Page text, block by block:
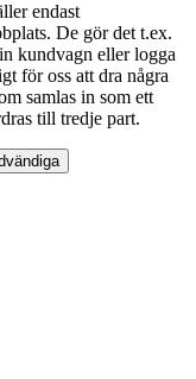
endast
De gör det t.ex.
kundvagn eller logga
för oss att dra några
samlas in som ett
till tredje part.